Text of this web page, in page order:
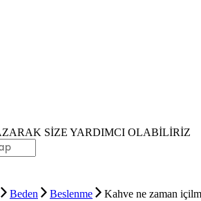
SİZE YARDIMCI OLABİLİRİZ
Beden Beslenme
Kahve ne zaman